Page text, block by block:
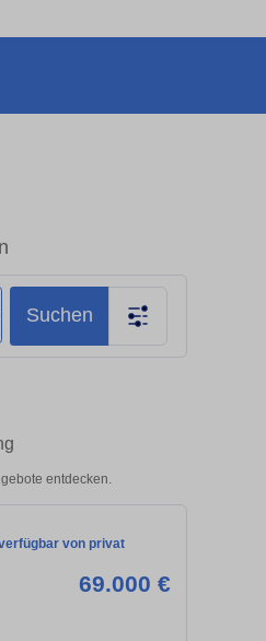
Suchen
entdecken.
von privat
69.000 €